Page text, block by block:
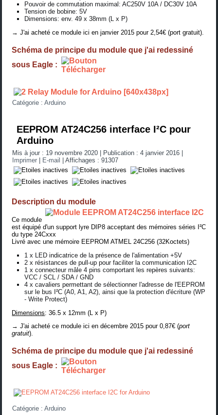
Pouvoir de commutation maximal: AC250V 10A / DC30V 10A
Tension de bobine: 5V
Dimensions: env. 49 x 38mm (L x P)
→ J'ai acheté ce moduleici en janvier 2015 pour 2,54€ (port gratuit).
Schéma de principe du module que j'ai redessiné
sous Eagle :
Catégorie :Arduino
EEPROM AT24C256 interface I²C pour
Arduino
Mis à jour : 19 novembre 2020 | Publication : 4 janvier 2016 |
Imprimer | E-mail |Affichages : 91307
Description du module
Ce module
est équipé d'un support lyre DIP8 acceptant des mémoires séries I²C
du type 24Cxxx
Livré avec une mémoire EEPROM ATMEL 24C256 (32Koctets)
1 x LED indicatrice de la présence de l'alimentation +5V
2 x résistances de pull-up pour faciliter la communication I2C
1 x connecteur mâle 4 pins comportant les repères suivants:
VCC / SCL / SDA / GND
4 x cavaliers permettant de sélectionner l'adresse de l'EEPROM
sur le bus I²C (A0, A1, A2), ainsi que la protection d'écriture (WP
- Write Protect)
Dimensions: 36.5 x 12mm (L x P)
→ J'ai acheté ce moduleici en décembre 2015 pour 0,87€ (port
gratuit).
Schéma de principe du module que j'ai redessiné
sous Eagle :
Catégorie :Arduino